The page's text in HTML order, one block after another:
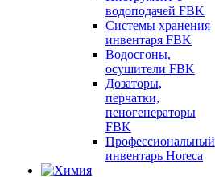
водоподачей FBK
Системы хранения
инвентаря FBK
Водосгоны,
осушители FBK
Дозаторы,
перчатки,
пеногенераторы
FBK
Профессиональный
инвентарь Horeca